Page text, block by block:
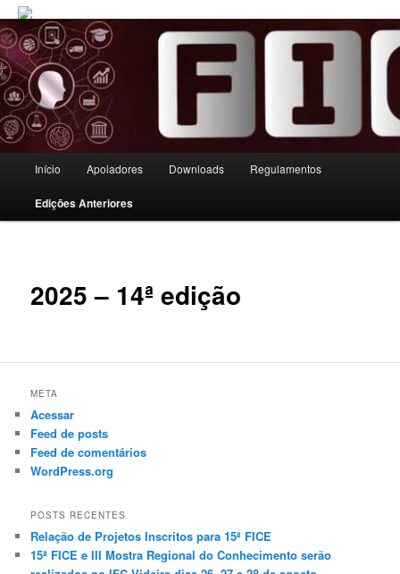
Pular para o conteúdo principal
Pular para o conteúdo secundário
Início Apoiadores Downloads Regulamentos
Edições Anteriores
2025 – 14ª edição
META
Acessar
Feed de posts
Feed de comentários
WordPress.org
POSTS RECENTES
Relação de Projetos Inscritos para 15ª FICE
15ª FICE e III Mostra Regional do Conhecimento serão